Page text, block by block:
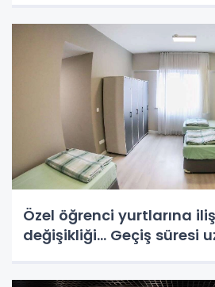
Özel öğrenci yurtlarına
değişikliği... Geçiş süresi